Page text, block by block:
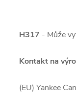
H317 - Může
Kontakt na
(EU) Yankee